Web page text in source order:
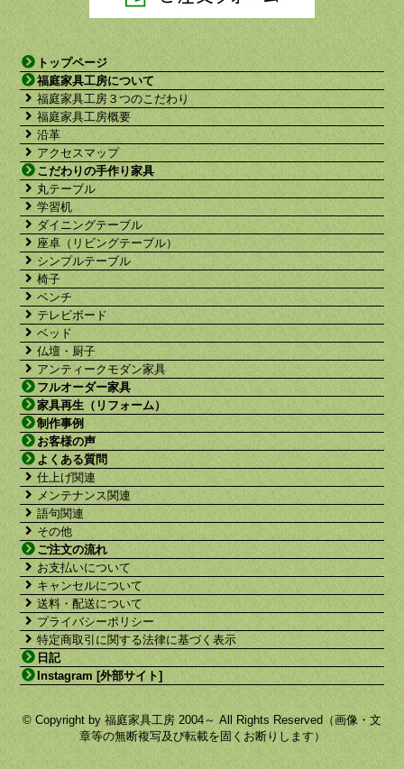
トップページ
福庭家具工房について
福庭家具工房３つのこだわり
福庭家具工房概要
沿革
アクセスマップ
こだわりの手作り家具
丸テーブル
学習机
ダイニングテーブル
座卓（リビングテーブル）
シンプルテーブル
椅子
ベンチ
テレビボード
ベッド
仏壇・厨子
アンティークモダン家具
フルオーダー家具
家具再生（リフォーム）
制作事例
お客様の声
よくある質問
仕上げ関連
メンテナンス関連
語句関連
その他
ご注文の流れ
お支払いについて
キャンセルについて
送料・配送について
プライバシーポリシー
特定商取引に関する法律に基づく表示
日記
Instagram [外部サイト]
© Copyright by 福庭家具工房 2004～ All Rights Reserved（画像・文
章等の無断複写及び転載を固くお断りします）